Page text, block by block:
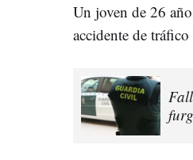
Un joven de 26
accidente de